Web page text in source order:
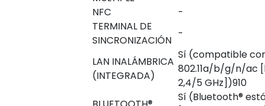
NFC
-
TERMINAL DE
SINCRONIZACIÓN
-
LAN INALÁMBRICA
(INTEGRADA)
Sí (compatible con
802.11a/b/g/n/ac
2,4/5 GHz])910
Sí (Bluetooth®